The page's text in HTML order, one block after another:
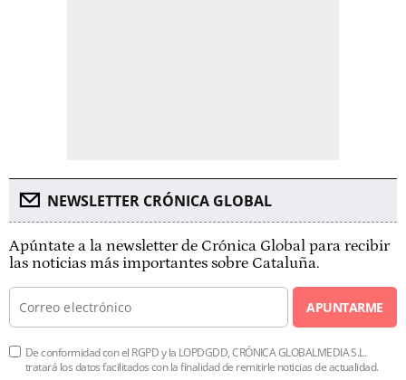
NEWSLETTER CRÓNICA GLOBAL
Apúntate a la newsletter de Crónica Global para recibir
las noticias más importantes sobre Cataluña.
APUNTARME
De conformidad con el RGPD y la LOPDGDD, CRÓNICA GLOBALMEDIA S.L.
tratará los datos facilitados con la finalidad de remitirle noticias de actualidad.